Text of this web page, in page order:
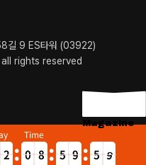
길 9 ES타워 (03922)
rights reserved
2
1
Time
0
5 8
7 5
4 9
8 5
4 9
8
Magazine